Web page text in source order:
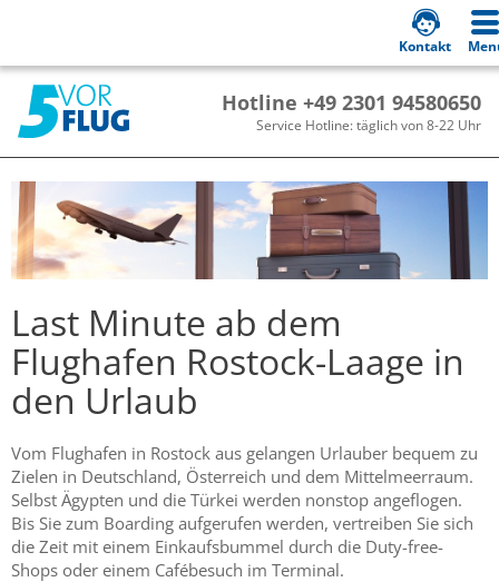
Hotline +49 2301 94580650
Service Hotline: täglich von 8-22 Uhr
Kontakt
Last Minute ab dem
Flughafen Rostock-Laage in
den Urlaub
Vom Flughafen in Rostock aus gelangen Urlauber bequem zu
Zielen in Deutschland, Österreich und dem Mittelmeerraum.
Selbst Ägypten und die Türkei werden nonstop angeflogen.
Bis Sie zum Boarding aufgerufen werden, vertreiben Sie sich
die Zeit mit einem Einkaufsbummel durch die Duty-free-
Shops oder einem Cafébesuch im Terminal.